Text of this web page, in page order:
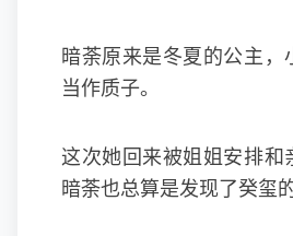
暗荼原来是冬夏的公主，
当作质子。
这次她回来被姐姐安排和
暗荼也总算是发现了癸玺